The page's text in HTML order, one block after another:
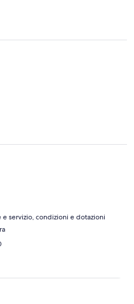
servizio, condizioni e dotazioni